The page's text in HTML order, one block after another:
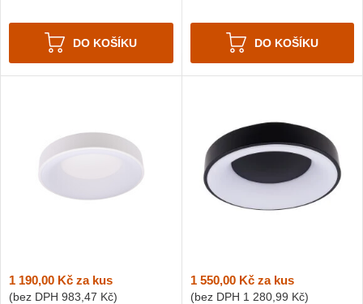
DO KOŠÍKU DO KOŠÍKU
1 190,00 Kč za kus
(bez DPH 983,47 Kč)
1 550,00 Kčza kus
(bez DPH 1 280,99 Kč)